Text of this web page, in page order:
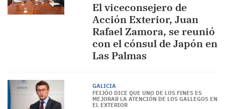
El viceconsejero de
Acción Exterior, Juan
Rafael Zamora, se reunió
con el cónsul de Japón en
Las Palmas
GALICIA
FEIJÓO DICE QUE UNO DE LOS FINES ES
MEJORAR LA ATENCIÓN DE LOS GALLEGOS EN
EL EXTERIOR